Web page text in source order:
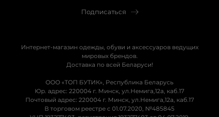
Подписаться
Интернет-магазин одежды, обуви и аксессуаров ведущих
мировых брендов.
Доставка по всей Беларуси!
ООО «ТОП БУТИК», Республика Беларусь
Юр. адрес: 220004 г. Минск, ул.Немига,12а, каб.17
Почтовый адрес: 220004 г. Минск, ул.Немига,12а, каб.17
В торговом реестре с 01.07.2020, №485845